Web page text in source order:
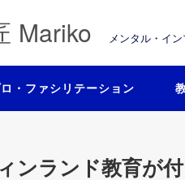
Mariko メンタル・イ
・ファシリテーション
ンランド教育が